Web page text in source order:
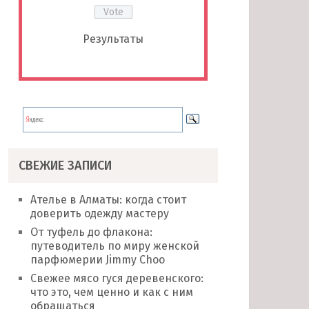
Результаты
СВЕЖИЕ ЗАПИСИ
Ателье в Алматы: когда стоит
доверить одежду мастеру
От туфель до флакона:
путеводитель по миру женской
парфюмерии Jimmy Choo
Свежее мясо гуся деревенского:
что это, чем ценно и как с ним
обращаться